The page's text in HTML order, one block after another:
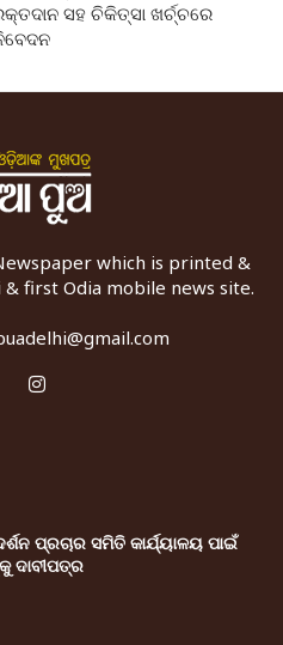
ସହ ଚିକିତ୍ସା ଖର୍ଚ୍ଚରେ
which is printed &
first Odia mobile news site.
ପ୍ରଚାର ସମିତି କାର୍ଯ୍ୟାଳୟ ପାଇଁ
ଦାବୀପତ୍ର